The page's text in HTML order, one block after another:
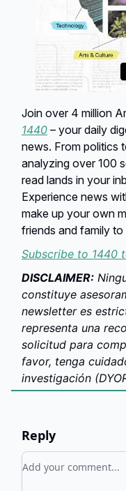
Join over 4 million
1440 – your daily
news. From politics
analyzing over 100
read lands in your
Experience news
make up your own
friends and family
Subscribe to 1440
DISCLAIMER:
constituye
newsletter es
representa una
solicitud para
favor, tenga
investigación
Reply
Add your comment